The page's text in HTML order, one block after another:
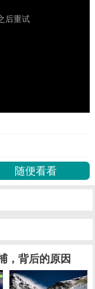
，背后的原因